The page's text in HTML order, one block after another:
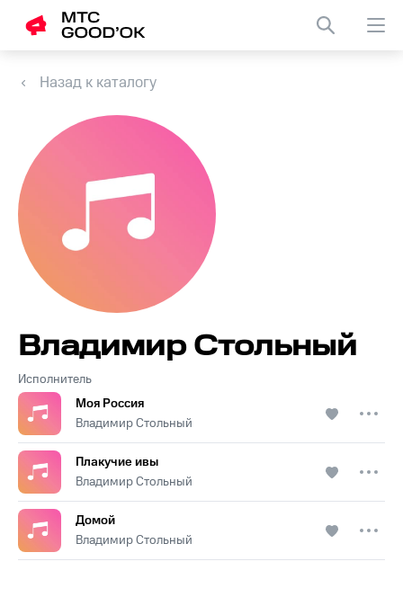
Назад к каталогу
Исполнитель
Владимир Стольный
Моя Россия
Владимир Стольный
Плакучие ивы
Владимир Стольный
Домой
Владимир Стольный